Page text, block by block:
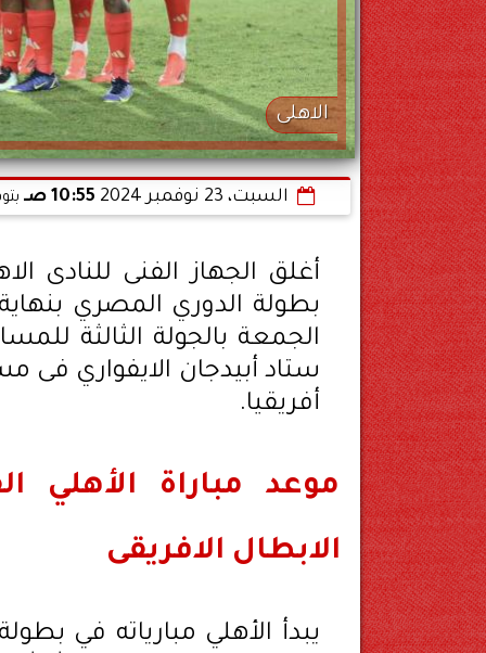
الاهلى
السبت، 23 نوفمبر 2024 10:55 صـ
أغلق الجهاز الفنى للنادى
بطولة الدوري المصري
الجمعة بالجولة الثالثة
ستاد أبيدجان الايفواري
أفريقيا.
موعد مباراة الأهلي
الابطال الافريقى
يبدأ الأهلي مبارياته في